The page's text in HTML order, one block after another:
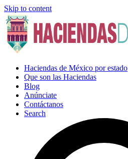
Skip to content
Haciendas de México por estado
Que son las Haciendas
Blog
Anúnciate
Contáctanos
Search